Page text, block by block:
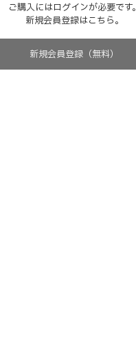
ご購入にはログインが必要です。
新規会員登録はこちら。